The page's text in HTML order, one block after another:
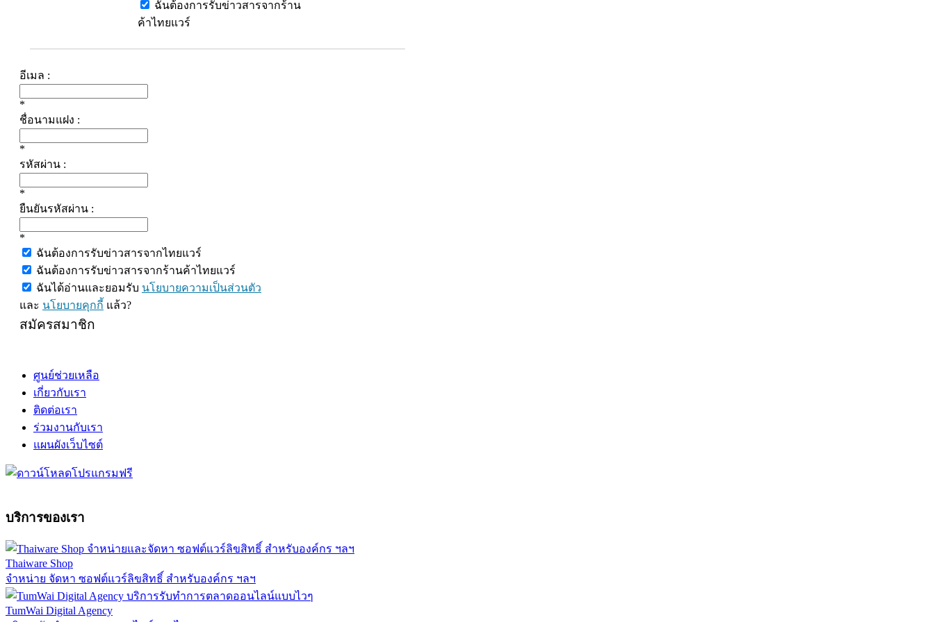
ฉันต้องการรับข่าวสารจากร้าน
ค้าไทยแวร์
อีเมล :
*
ชื่อนามแฝง :
*
รหัสผ่าน :
*
ยืนยันรหัสผ่าน :
*
ฉันต้องการรับข่าวสารจากไทยแวร์
ฉันต้องการรับข่าวสารจากร้านค้าไทยแวร์
ฉันได้อ่านและยอมรับ นโยบายความเป็นส่วนตัว
และ นโยบายคุกกี้ แล้ว?
สมัครสมาชิก
ศูนย์ช่วยเหลือ
เกี่ยวกับเรา
ติดต่อเรา
ร่วมงานกับเรา
แผนผังเว็บไซต์
บริการของเรา
Thaiware Shop
จำหน่าย จัดหา ซอฟต์แวร์ลิขสิทธิ์ สำหรับองค์กร ฯลฯ
TumWai Digital Agency